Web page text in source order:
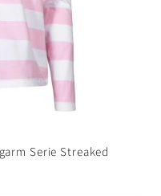
Serie Streaked